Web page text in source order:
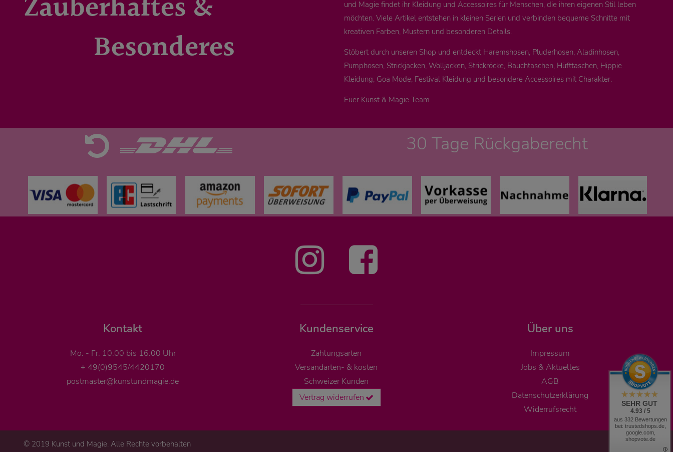
Besonderes
und Magie findet ihr Kleidung und Accessoires für Menschen, die ihren eigenen Stil leben
möchten. Viele Artikel entstehen in kleinen Serien und verbinden bequeme Schnitte mit
kreativen Farben, Mustern und besonderen Details.
Stöbert durch unseren Shop und entdeckt Haremshosen, Pluderhosen, Aladinhosen,
Pumphosen, Strickjacken, Wolljacken, Strickröcke, Bauchtaschen, Hüfttaschen, Hippie
Kleidung, Goa Mode, Festival Kleidung und besondere Accessoires mit Charakter.
Euer Kunst & Magie Team
30 Tage Rückgaberecht
Kontakt
Mo. - Fr. 10:00 bis 16:00 Uhr
+ 49(0)9545/4420170
postmaster@kunstundmagie.de
Kundenservice
Zahlungsarten
Versandarten- & kosten
Schweizer Kunden
Vertrag widerrufen
Über uns
Impressum
Jobs & Aktuelles
AGB
Datenschutzerklärung
Widerrufsrecht
© 2019 Kunst und Magie. Alle Rechte vorbehalten
SEHR GUT
4.93 / 5
aus 332 Bewertungen
bei: trustedshops.de,
google.com,
shopvote.de